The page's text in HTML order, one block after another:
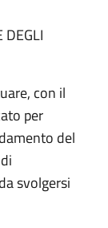
DEGLI
con il
per
del
svolgersi